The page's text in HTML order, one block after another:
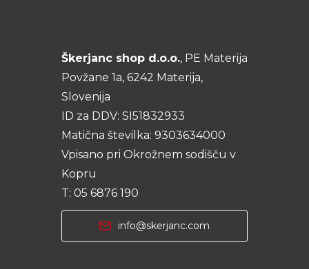
Škerjanc shop d.o.o., PE Materija
Povžane 1a, 6242 Materija,
Slovenija
ID za DDV: SI51832933
Matična številka: 9303634000
Vpisano pri Okrožnem sodišču v
Kopru
T: 05 6876 190
info@skerjanc.com